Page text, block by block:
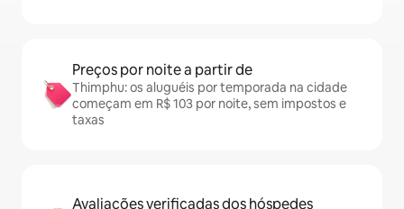
Preços por noite a partir de
Thimphu: os aluguéis por temporada na cidade
começam em R$ 103 por noite, sem impostos e
taxas
Avaliações verificadas dos hóspedes